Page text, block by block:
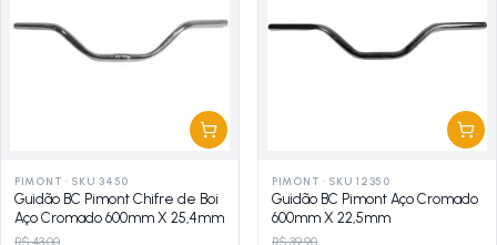
PIMONT · SKU 3450
Guidão BC Pimont Chifre de Boi
Aço Cromado 600mm X 25,4mm
R$ 43,00
PIMONT · SKU 12350
Guidão BC Pimont Aço Cromado
600mm X 22,5mm
R$ 39,90